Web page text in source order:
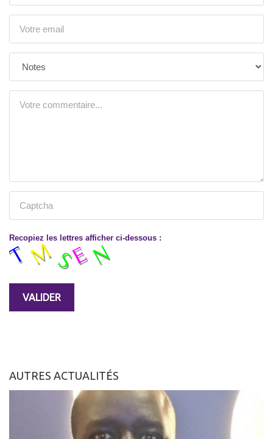
Recopiez les lettres afficher ci-dessous :
AUTRES ACTUALITÉS